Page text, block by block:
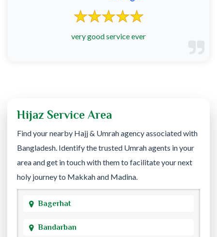
very good service ever
Hijaz Service Area
Find your nearby Hajj & Umrah agency associated with
Bangladesh. Identify the trusted Umrah agents in your
area and get in touch with them to facilitate your next
holy journey to Makkah and Madina.
Bagerhat
Bandarban